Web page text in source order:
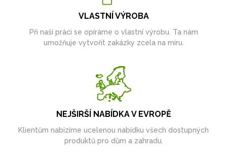
VLASTNÍ VÝROBA
Při naší práci se opíráme o vlastní výrobu. Ta nám
umožňuje vytvořit zakázky zcela na míru.
NEJŠIRŠÍ NABÍDKA V EVROPĚ
Klientům nabízíme ucelenou nabídku všech dostupných
produktů pro dům a zahradu.